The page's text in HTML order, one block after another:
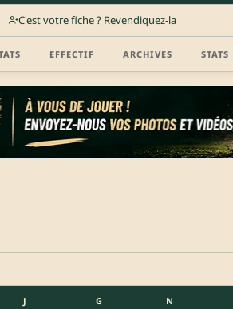
C'est votre fiche ? Revendiquez-la
EFFECTIF ARCHIVES STATS
J G N